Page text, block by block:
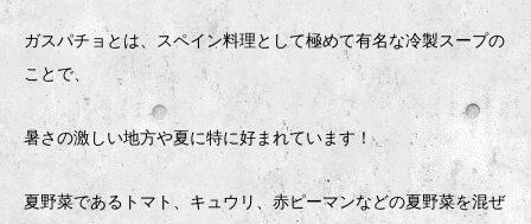
ガスパチョとは、スペイン料理として極めて有名な冷製スープの
ことで、
暑さの激しい地方や夏に特に好まれています！
夏野菜であるトマト、キュウリ、赤ピーマンなどの夏野菜を混ぜ